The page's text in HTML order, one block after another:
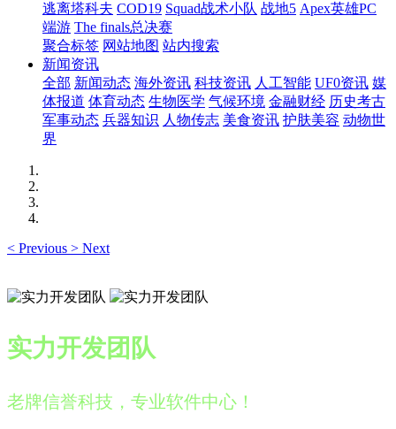
逃离塔科夫 COD19 Squad战术小队 战地5 Apex英雄PC
端游 The finals总决赛
聚合标签 网站地图 站内搜索
新闻资讯
全部 新闻动态 海外资讯 科技资讯 人工智能 UF0资讯 媒
体报道 体育动态 生物医学 气候环境 金融财经 历史考古
军事动态 兵器知识 人物传志 美食资讯 护肤美容 动物世
界
< Previous > Next
实力开发团队
老牌信誉科技，专业软件中心！